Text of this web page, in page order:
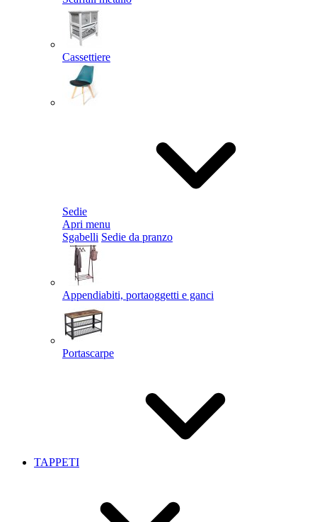
Cassettiere
Sedie
Apri menu
Sgabelli Sedie da pranzo
Appendiabiti, portaoggetti e ganci
Portascarpe
TAPPETI